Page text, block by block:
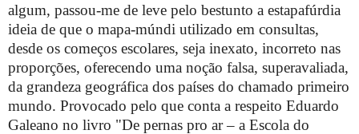
algum, passou-me de leve pelo bestunto a estapafúrdia
ideia de que o mapa-múndi utilizado em consultas,
desde os começos escolares, seja inexato, incorreto nas
proporções, oferecendo uma noção falsa, superavaliada,
da grandeza geográfica dos países do chamado primeiro
mundo. Provocado pelo que conta a respeito Eduardo
Galeano no livro "De pernas pro ar – a Escola do